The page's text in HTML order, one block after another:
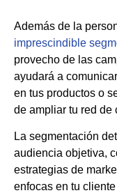
Además de la
imprescindible
provecho de las
ayudará a
en tus productos o
de ampliar tu red de
La segmentación
audiencia objetiva,
estrategias de
enfocas en tu